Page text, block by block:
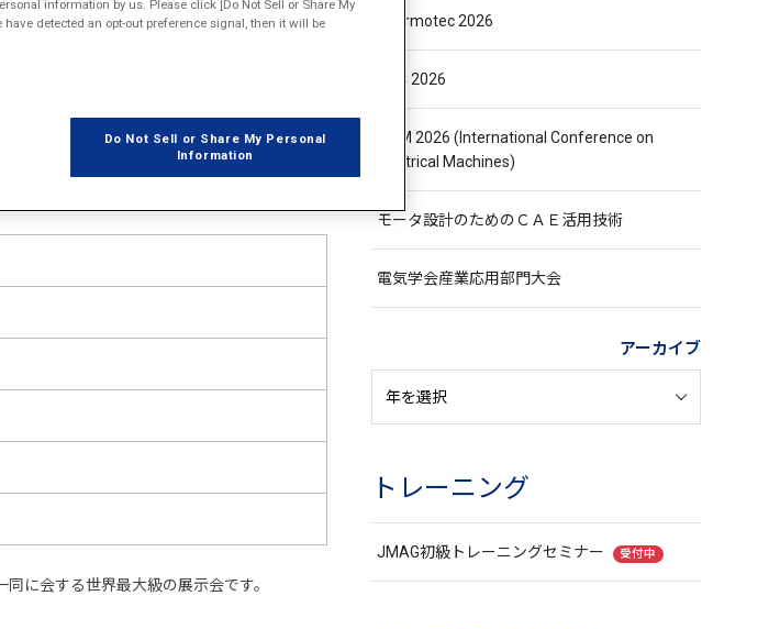
します。
に会する世界最大級の展示会です。
Thermotec 2026
ASC 2026
ICEM 2026 (International Conference on
Electrical Machines)
モータ設計のためのＣＡＥ活用技術
電気学会産業応用部門大会
アーカイブ
トレーニング
JMAG初級トレーニングセミナー 受付中
information by us. Please click [Do Not Sell or Share My
detected an opt-out preference signal, then it will be
Do Not Sell or Share My Personal
Information